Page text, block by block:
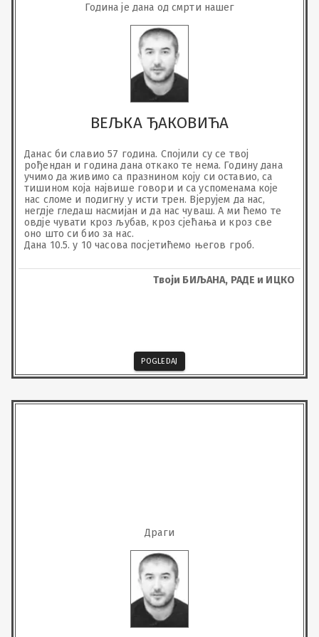
Година је дана од смрти нашег
ВЕЉКА ЂАКОВИЋА
Данас би славио 57 година. Спојили су се твој
рођендан и година дана откако те нема. Годину дана
учимо да живимо са празнином коју си оставио, са
тишином која највише говори и са успоменама које
нас сломе и подигну у исти трен. Вјерујем да нас,
негдје гледаш насмијан и да нас чуваш. А ми ћемо те
овдје чувати кроз љубав, кроз сјећања и кроз све
оно што си био за нас.
Дана 10.5. у 10 часова посјетићемо његов гроб.
Твоји БИЉАНА, РАДЕ и ИЦКО
POGLEDAJ
Драги